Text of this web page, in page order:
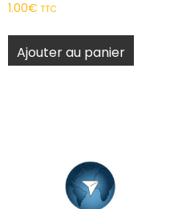
1.00€ TTC
Ajouter au panier